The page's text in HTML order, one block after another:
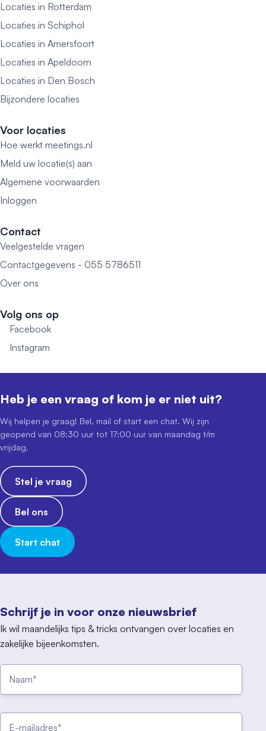
Locaties in Rotterdam
Locaties in Schiphol
Locaties in Amersfoort
Locaties in Apeldoorn
Locaties in Den Bosch
Bijzondere locaties
Voor locaties
Hoe werkt meetings.nl
Meld uw locatie(s) aan
Algemene voorwaarden
Inloggen
Contact
Veelgestelde vragen
Contactgegevens - 055 5786511
Over ons
Volg ons op
Facebook
Instagram
Schrijf je in voor onze nieuwsbrief
Ik wil maandelijks tips & tricks ontvangen over locaties en
zakelijke bijeenkomsten.
Heb je een vraag of kom je er niet uit?
Wij helpen je graag! Bel, mail of start een chat. Wij zijn
geopend van 08:30 uur tot 17:00 uur van maandag t/m
vrijdag.
Stel je vraag
Bel ons
Start chat